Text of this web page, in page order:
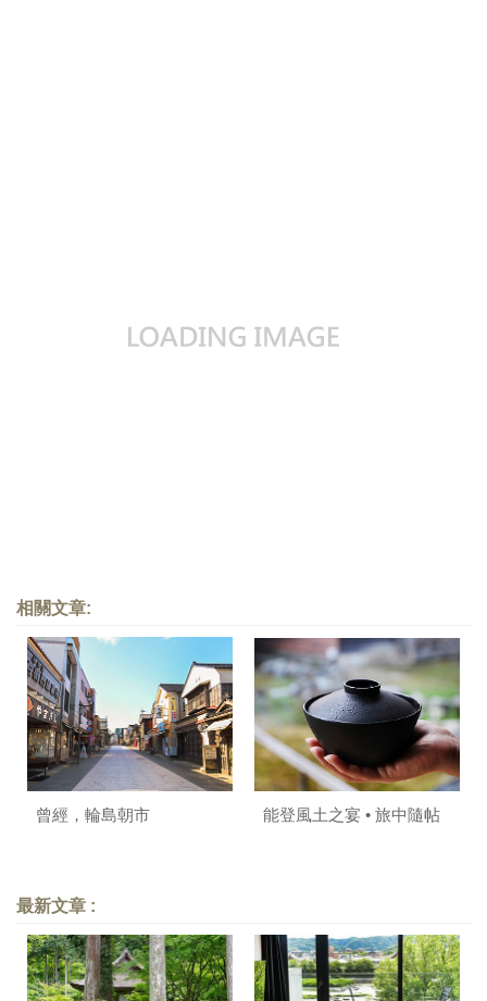
相關文章:
曾經，輪島朝市 能登風土之宴 • 旅中隨帖
最新文章 :